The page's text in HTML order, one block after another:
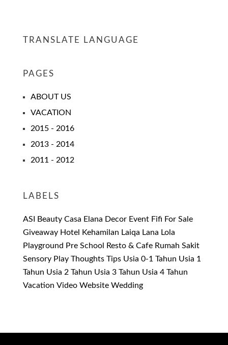
TRANSLATE LANGUAGE
PAGES
ABOUT US
VACATION
2015 - 2016
2013 - 2014
2011 - 2012
LABELS
ASI Beauty Casa Elana Decor Event Fifi For Sale
Giveaway Hotel Kehamilan Laiqa Lana Lola
Playground Pre School Resto & Cafe Rumah Sakit
Sensory Play Thoughts Tips Usia 0-1 Tahun Usia 1
Tahun Usia 2 Tahun Usia 3 Tahun Usia 4 Tahun
Vacation Video Website Wedding